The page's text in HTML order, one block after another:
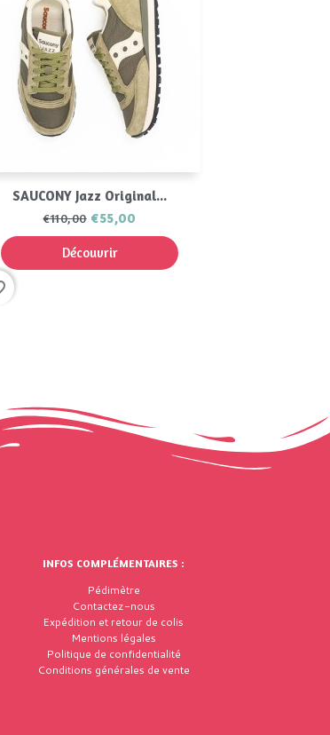
Aperçu rapide
SAUCONY Jazz Original...
€110,00 €55,00
Découvrir
INFOS COMPLÉMENTAIRES :
Pédimètre
Contactez-nous
Expédition et retour de colis
Mentions légales
Politique de confidentialité
Conditions générales de vente